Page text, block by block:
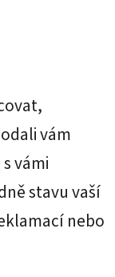
vám
vámi
stavu vaší
nebo